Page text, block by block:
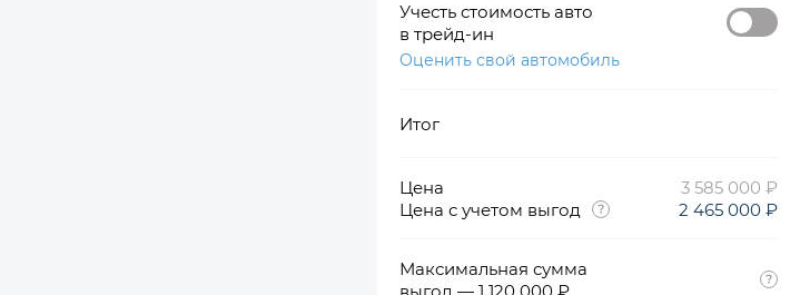
Учесть стоимость авто
в трейд-ин
Оценить свой автомобиль
Итог
Цена
3 585 000 ₽
Цена с учетом выгод
2 465 000 ₽
Максимальная сумма
выгод — 1 120 000 ₽